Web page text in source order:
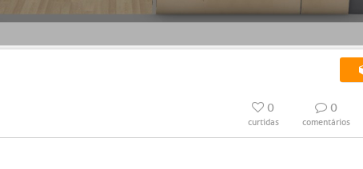
0
curtidas
0
comentários